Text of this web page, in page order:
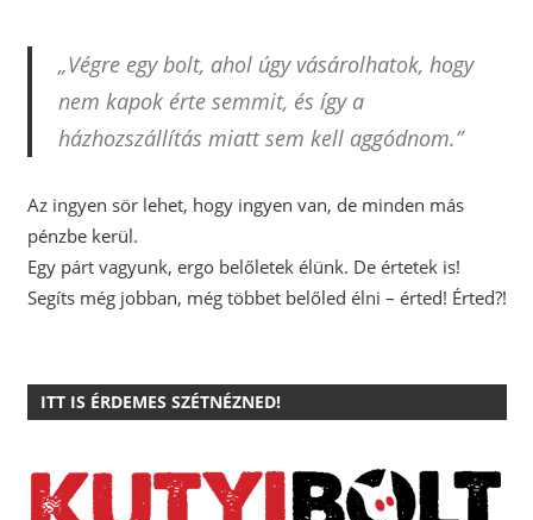
„Végre egy bolt, ahol úgy vásárolhatok, hogy
nem kapok érte semmit, és így a
házhozszállítás miatt sem kell aggódnom.”
Az ingyen sör lehet, hogy ingyen van, de minden más
pénzbe kerül.
Egy párt vagyunk, ergo belőletek élünk. De értetek is!
Segíts még jobban, még többet belőled élni – érted! Érted?!
ITT IS ÉRDEMES SZÉTNÉZNED!